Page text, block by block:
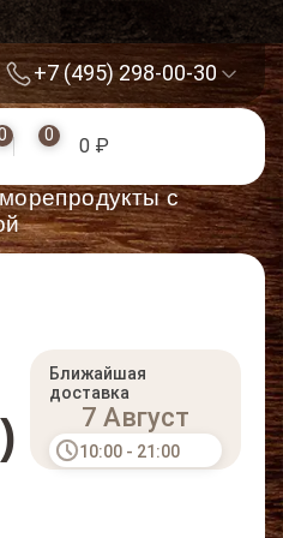
+7 (495) 298-00-30
0 0 ₽
с
Ближайшая
доставка
7 Август
10:00 - 21:00